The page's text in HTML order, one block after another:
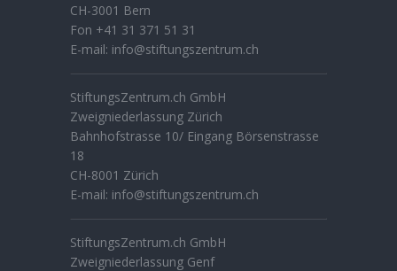
CH-3001 Bern
Fon +41 31 371 51 31
E-mail: info@stiftungszentrum.ch
StiftungsZentrum.ch GmbH
Zweigniederlassung Zürich
Bahnhofstrasse 10/ Eingang Börsenstrasse
18
CH-8001 Zürich
E-mail: info@stiftungszentrum.ch
StiftungsZentrum.ch GmbH
Zweigniederlassung Genf